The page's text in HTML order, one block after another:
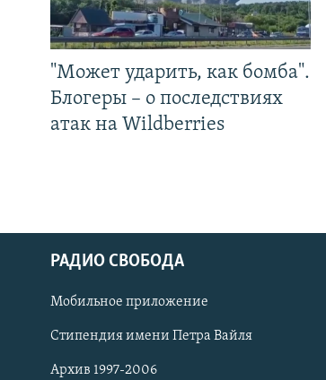
СОЦИАЛЬНЫЕ СЕТИ
"Может ударить, как бомба".
Блогеры – о последствиях
атак на Wildberries
РАДИО СВОБОДА
Мобильное приложение
Стипендия имени Петра Вайля
Архив 1997-2006